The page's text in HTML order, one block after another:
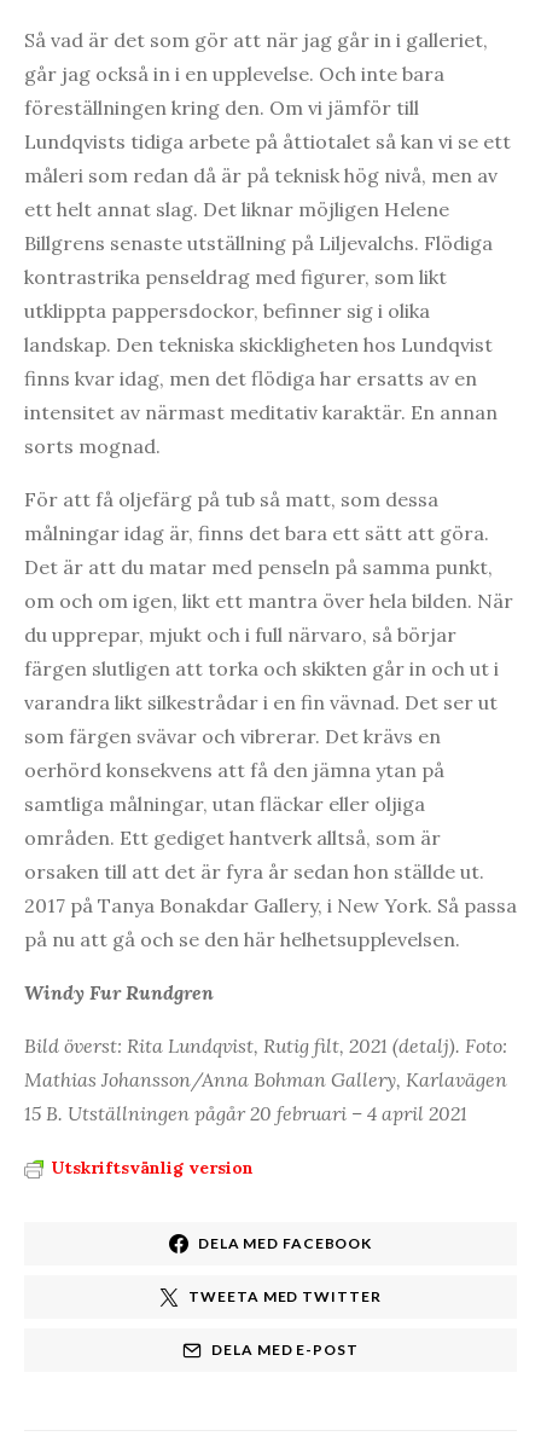
Så vad är det som gör att när jag går in i galleriet,
går jag också in i en upplevelse. Och inte bara
föreställningen kring den. Om vi jämför till
Lundqvists tidiga arbete på åttiotalet så kan vi se ett
måleri som redan då är på teknisk hög nivå, men av
ett helt annat slag. Det liknar möjligen Helene
Billgrens senaste utställning på Liljevalchs. Flödiga
kontrastrika penseldrag med figurer, som likt
utklippta pappersdockor, befinner sig i olika
landskap. Den tekniska skickligheten hos Lundqvist
finns kvar idag, men det flödiga har ersatts av en
intensitet av närmast meditativ karaktär. En annan
sorts mognad.
För att få oljefärg på tub så matt, som dessa
målningar idag är, finns det bara ett sätt att göra.
Det är att du matar med penseln på samma punkt,
om och om igen, likt ett mantra över hela bilden. När
du upprepar, mjukt och i full närvaro, så börjar
färgen slutligen att torka och skikten går in och ut i
varandra likt silkestrådar i en fin vävnad. Det ser ut
som färgen svävar och vibrerar. Det krävs en
oerhörd konsekvens att få den jämna ytan på
samtliga målningar, utan fläckar eller oljiga
områden. Ett gediget hantverk alltså, som är
orsaken till att det är fyra år sedan hon ställde ut.
2017 på Tanya Bonakdar Gallery, i New York. Så passa
på nu att gå och se den här helhetsupplevelsen.
Windy Fur Rundgren
Bild överst: Rita Lundqvist, Rutig filt, 2021 (detalj). Foto:
Mathias Johansson/Anna Bohman Gallery, Karlavägen
15 B. Utställningen pågår 20 februari – 4 april 2021
Utskriftsvänlig version
DELA MED FACEBOOK
TWEETA MED TWITTER
DELA MED E-POST